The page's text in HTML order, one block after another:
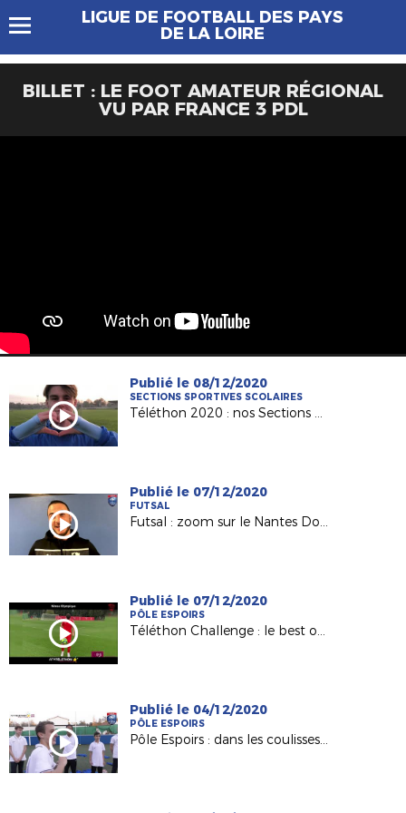
LIGUE DE FOOTBALL DES PAYS
DE LA LOIRE
BILLET : LE FOOT AMATEUR RÉGIONAL
VU PAR FRANCE 3 PDL
Publié le 08/12/2020
SECTIONS SPORTIVES SCOLAIRES
Téléthon 2020 : nos Sections Sportives mobilisées !
Publié le 07/12/2020
FUTSAL
Futsal : zoom sur le Nantes Doulon Bottière de David Le Boette
Publié le 07/12/2020
PÔLE ESPOIRS
Téléthon Challenge : le best of des Pôles et des Centres de Formation !
Publié le 04/12/2020
PÔLE ESPOIRS
Pôle Espoirs : dans les coulisses du clip du Téléthon !